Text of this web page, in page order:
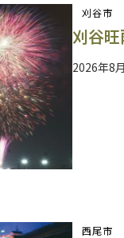
刈谷市
刈谷
2026年8
西尾市